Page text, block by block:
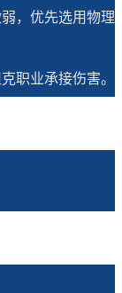
，优先选用物理
职业承接伤害。